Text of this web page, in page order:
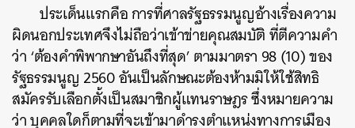
ประเด็นแรกคือ การที่ศาลรัฐธรรมนูญอ้างเรื่องความ
ผิดนอกประเทศจึงไม่ถือว่าเข้าข่ายคุณสมบัติ ที่ตีความคำ
ว่า ‘ต้องคำพิพากษาอันถึงที่สุด’ ตามมาตรา 98 (10) ของ
รัฐธรรมนูญ 2560 อันเป็นลักษณะต้องห้ามมิให้ใช้สิทธิ
สมัครรับเลือกตั้งเป็นสมาชิกผู้แทนราษฎร ซึ่งหมายความ
ว่า บุคคลใดก็ตามที่จะเข้ามาดำรงตำแหน่งทางการเมือง